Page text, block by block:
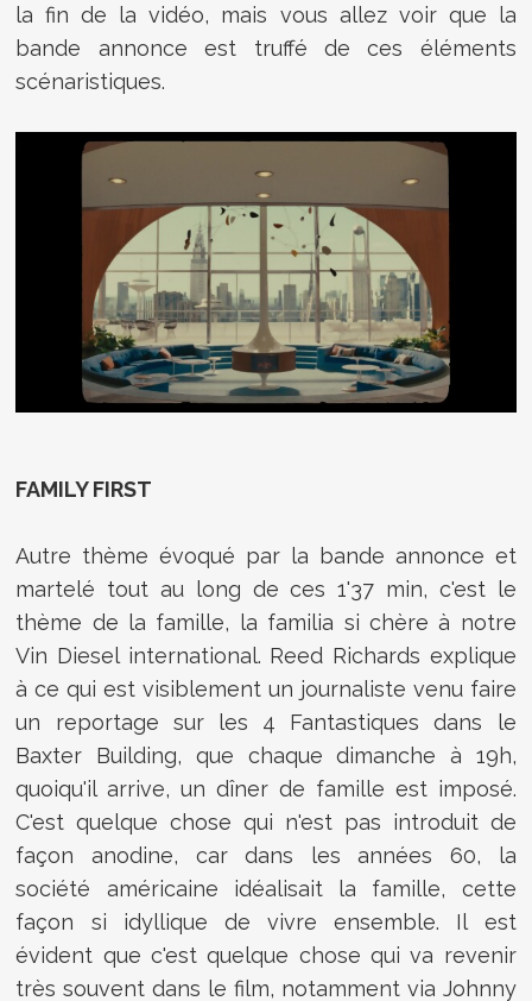
la fin de la vidéo, mais vous allez voir que la
bande annonce est truffé de ces éléments
scénaristiques.
FAMILY FIRST
Autre thème évoqué par la bande annonce et
martelé tout au long de ces 1'37 min, c'est le
thème de la famille, la familia si chère à notre
Vin Diesel international. Reed Richards explique
à ce qui est visiblement un journaliste venu faire
un reportage sur les 4 Fantastiques dans le
Baxter Building, que chaque dimanche à 19h,
quoiqu'il arrive, un dîner de famille est imposé.
C'est quelque chose qui n'est pas introduit de
façon anodine, car dans les années 60, la
société américaine idéalisait la famille, cette
façon si idyllique de vivre ensemble. Il est
évident que c'est quelque chose qui va revenir
très souvent dans le film, notamment via Johnny